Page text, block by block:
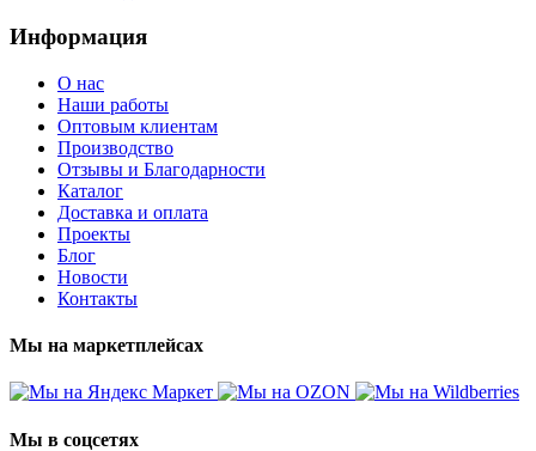
Информация
О нас
Наши работы
Оптовым клиентам
Производство
Отзывы и Благодарности
Каталог
Доставка и оплата
Проекты
Блог
Новости
Контакты
Мы на маркетплейсах
Мы в соцсетях